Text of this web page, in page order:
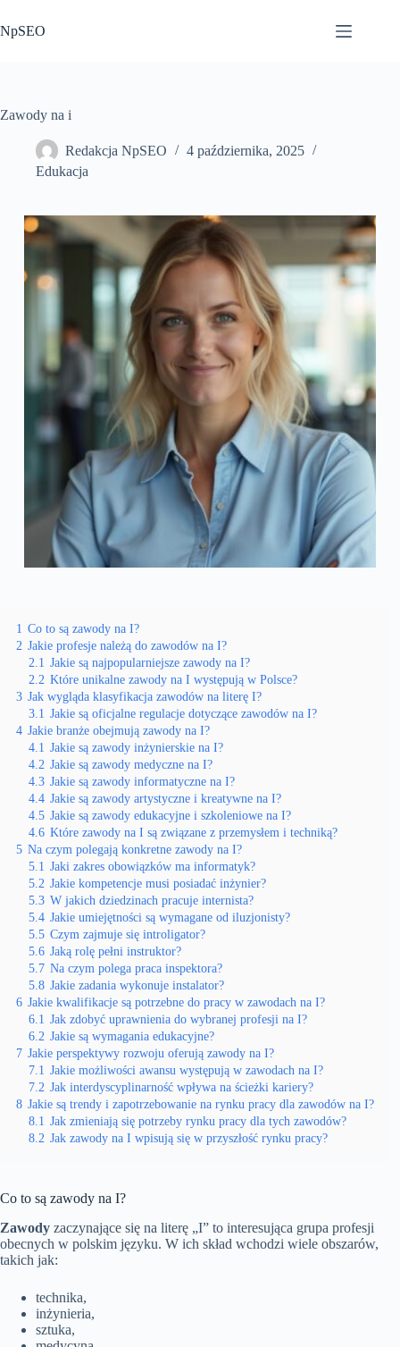
do
treści
NpSEO
Zawody na i
Redakcja NpSEO
4 października, 2025
Edukacja
1 Co to są zawody na I?
2 Jakie profesje należą do zawodów na I?
2.1 Jakie są najpopularniejsze zawody na I?
2.2 Które unikalne zawody na I występują w Polsce?
3 Jak wygląda klasyfikacja zawodów na literę I?
3.1 Jakie są oficjalne regulacje dotyczące zawodów na I?
4 Jakie branże obejmują zawody na I?
4.1 Jakie są zawody inżynierskie na I?
4.2 Jakie są zawody medyczne na I?
4.3 Jakie są zawody informatyczne na I?
4.4 Jakie są zawody artystyczne i kreatywne na I?
4.5 Jakie są zawody edukacyjne i szkoleniowe na I?
4.6 Które zawody na I są związane z przemysłem i techniką?
5 Na czym polegają konkretne zawody na I?
5.1 Jaki zakres obowiązków ma informatyk?
5.2 Jakie kompetencje musi posiadać inżynier?
5.3 W jakich dziedzinach pracuje internista?
5.4 Jakie umiejętności są wymagane od iluzjonisty?
5.5 Czym zajmuje się introligator?
5.6 Jaką rolę pełni instruktor?
5.7 Na czym polega praca inspektora?
5.8 Jakie zadania wykonuje instalator?
6 Jakie kwalifikacje są potrzebne do pracy w zawodach na I?
6.1 Jak zdobyć uprawnienia do wybranej profesji na I?
6.2 Jakie są wymagania edukacyjne?
7 Jakie perspektywy rozwoju oferują zawody na I?
7.1 Jakie możliwości awansu występują w zawodach na I?
7.2 Jak interdyscyplinarność wpływa na ścieżki kariery?
8 Jakie są trendy i zapotrzebowanie na rynku pracy dla zawodów na I?
8.1 Jak zmieniają się potrzeby rynku pracy dla tych zawodów?
8.2 Jak zawody na I wpisują się w przyszłość rynku pracy?
Co to są zawody na I?
Zawody zaczynające się na literę „I” to interesująca grupa profesji
obecnych w polskim języku. W ich skład wchodzi wiele obszarów,
takich jak:
technika,
inżynieria,
sztuka,